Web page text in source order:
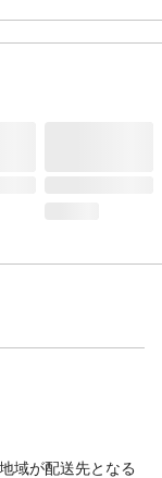
域が配送先となる